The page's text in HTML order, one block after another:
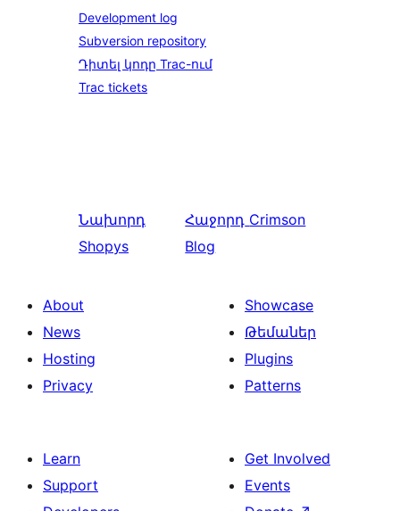
Development log
Subversion repository
Դիտել կոդը Trac-ում
Trac tickets
Նախորդ
Shopys
Հաջորդ Crimson
Blog
About
News
Hosting
Privacy
Showcase
Թեմաներ
Plugins
Patterns
Learn
Support
Get Involved
Events